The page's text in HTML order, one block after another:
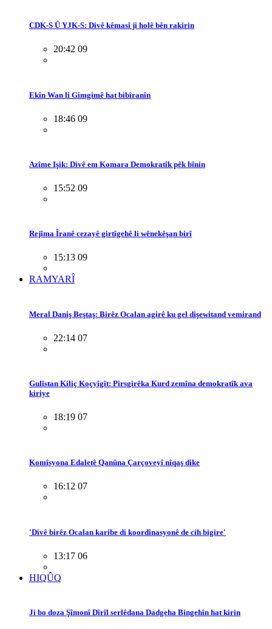
CDK-S Û YJK-S: Divê kêmasî ji holê bên rakirin
20:42 09
Ekîn Wan li Gimgimê hat bibîranîn
18:46 09
Azîme Işik: Divê em Komara Demokratîk pêk bînin
15:52 09
Rejîma Îranê cezayê girtîgehê li wênekêşan birî
15:13 09
RAMYARÎ
Meral Daniş Beştaş: Birêz Ocalan agirê ku gel dişewitand vemirand
22:14 07
Gulîstan Kiliç Koçyîgît: Pirsgirêka Kurd zemîna demokratîk ava
kiriye
18:19 07
Komîsyona Edaletê Qanûna Çarçoveyî nîqaş dike
16:12 07
'Divê birêz Ocalan karibe di koordînasyonê de cih bigire'
13:17 06
HIQÛQ
Ji bo doza Şîmonî Dîrîl serlêdana Dadgeha Bingehîn hat kirin